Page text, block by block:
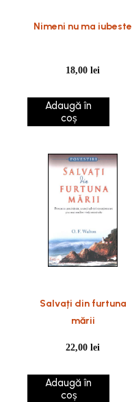
Nimeni nu ma iubeste
18,00lei
Adaugă în
coș
Salvați din furtuna
mării
22,00lei
Adaugă în
coș